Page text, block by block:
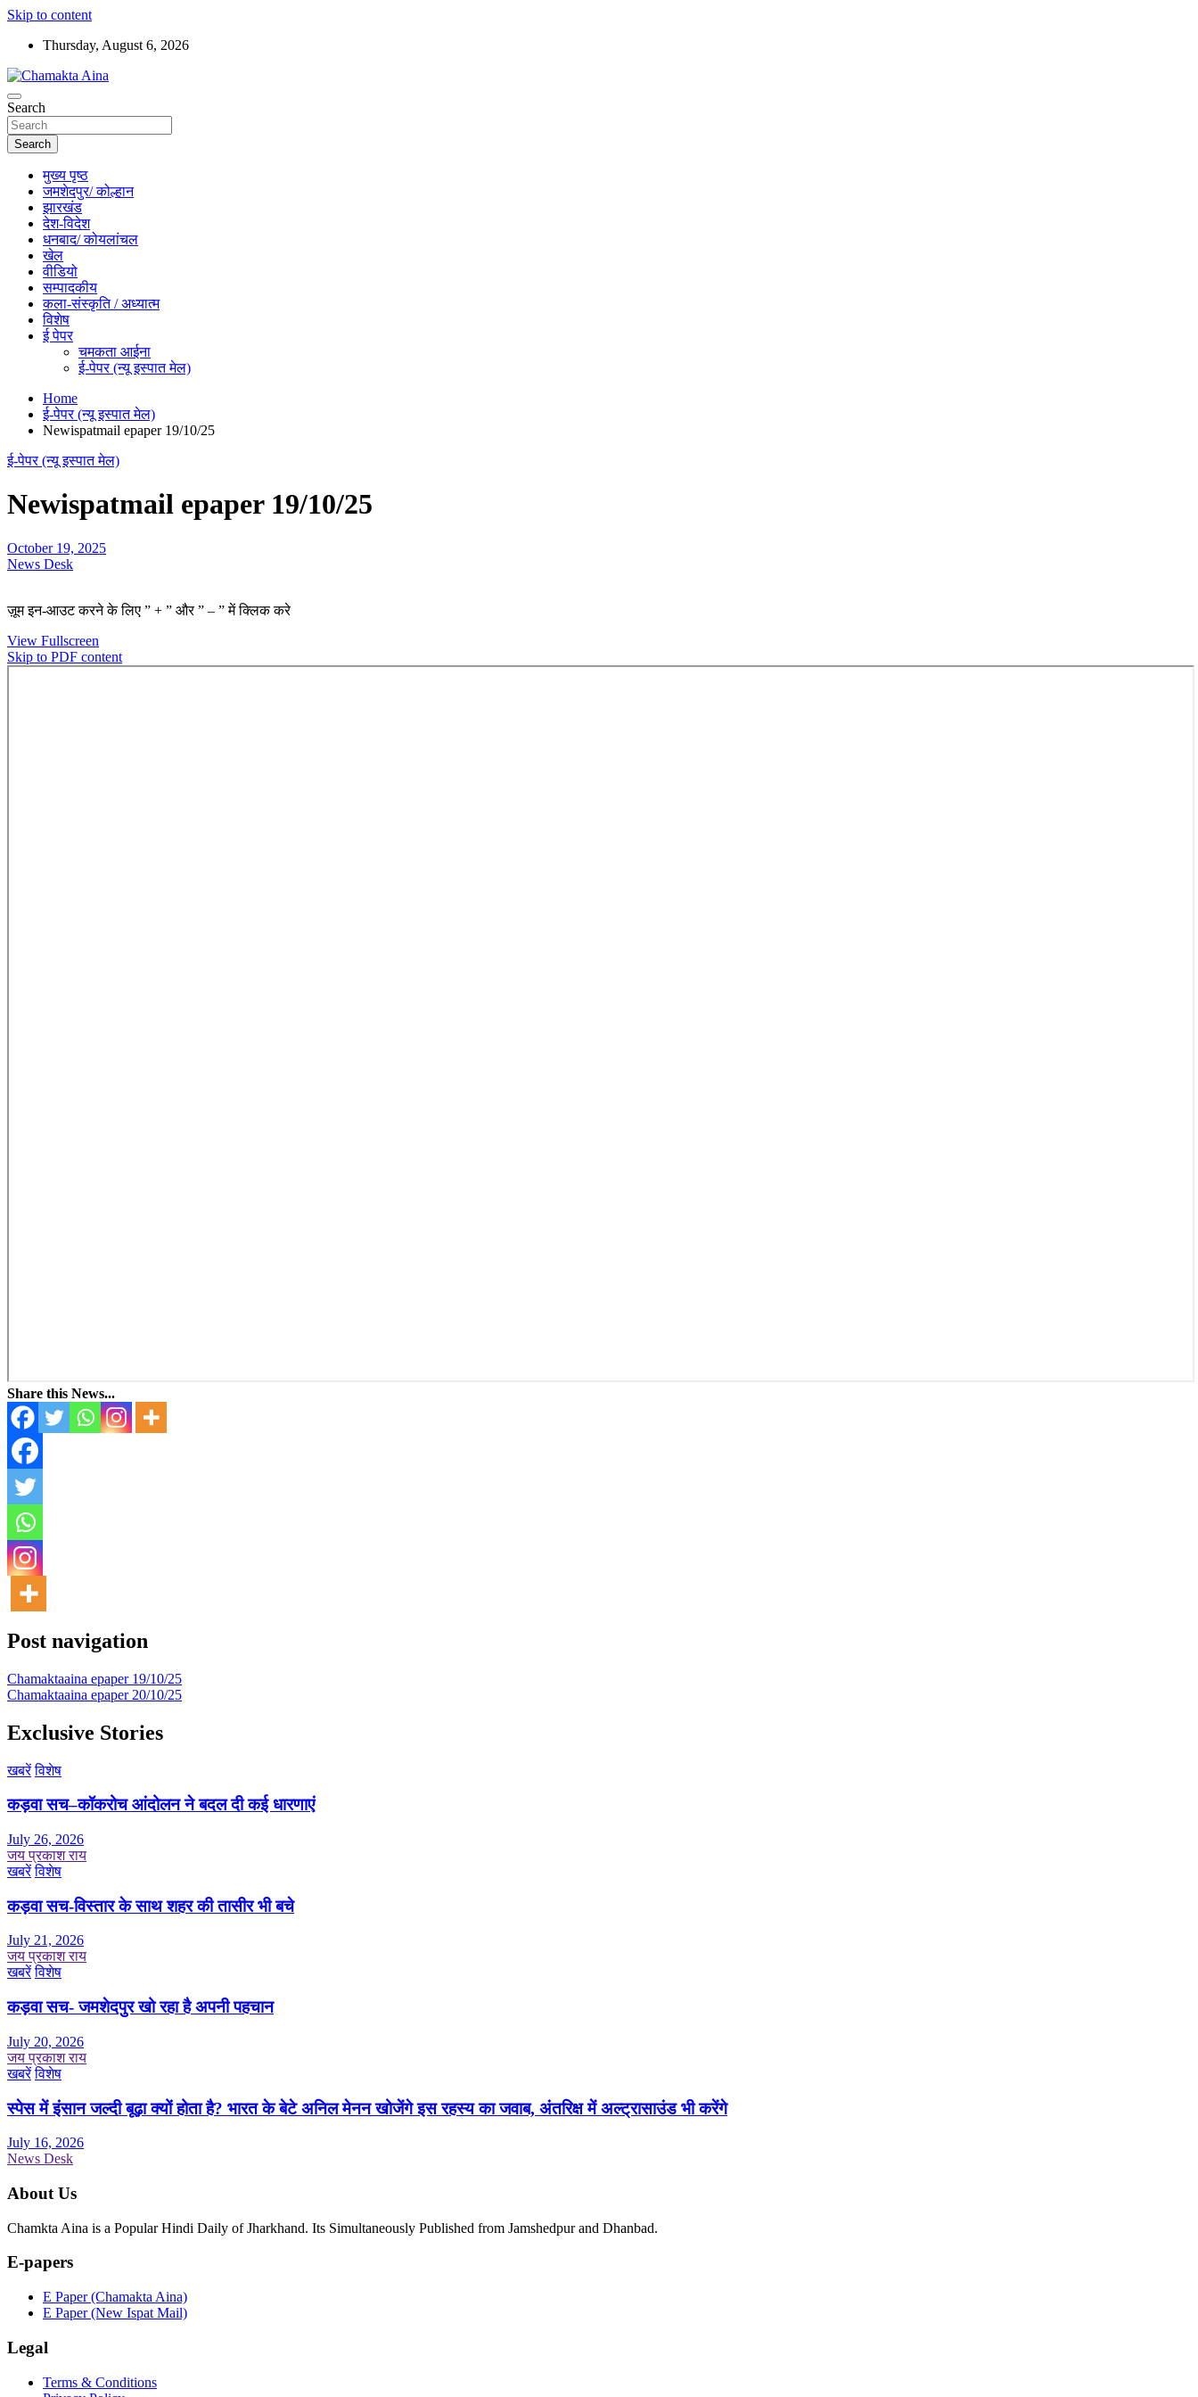
Skip to content
Thursday, August 6, 2026
Chamakta Aina
Hindi News Paper – Jharkhand
Search
Search
मुख्य पृष्ठ
जमशेदपुर/ कोल्हान
झारखंड
देश-विदेश
धनबाद/ कोयलांचल
खेल
वीडियो
सम्पादकीय
कला-संस्कृति / अध्यात्म
विशेष
ई पेपर
चमकता आईना
ई-पेपर (न्यू इस्पात मेल)
Home
ई-पेपर (न्यू इस्पात मेल)
Newispatmail epaper 19/10/25
ई-पेपर (न्यू इस्पात मेल)
Newispatmail epaper 19/10/25
October 19, 2025
News Desk
ज़ूम इन-आउट करने के लिए ” + ” और ” – ” में क्लिक करे
View Fullscreen
Skip to PDF content
Share this News...
Post navigation
Chamaktaaina epaper 19/10/25
Chamaktaaina epaper 20/10/25
Exclusive Stories
खबरें विशेष
कड़वा सच–कॉकरोच आंदोलन ने बदल दी कई धारणाएं
July 26, 2026
जय प्रकाश राय
खबरें विशेष
कड़वा सच-विस्तार के साथ शहर की तासीर भी बचे
July 21, 2026
जय प्रकाश राय
खबरें विशेष
कड़वा सच- जमशेदपुर खो रहा है अपनी पहचान
July 20, 2026
जय प्रकाश राय
खबरें विशेष
स्पेस में इंसान जल्दी बूढ़ा क्यों होता है? भारत के बेटे अनिल मेनन खोजेंगे इस रहस्य का जवाब, अंतरिक्ष में अल्ट्रासाउंड भी करेंगे
July 16, 2026
News Desk
About Us
Chamkta Aina is a Popular Hindi Daily of Jharkhand. Its Simultaneously Published from Jamshedpur and Dhanbad.
E-papers
E Paper (Chamakta Aina)
E Paper (New Ispat Mail)
Legal
Terms & Conditions